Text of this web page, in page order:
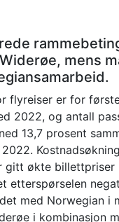
mens
flyreiser er for
2022, og antall
13,7 prosent
gitt økte billettpriser
etterspørselen
med Norwegian i
i kombinasjon